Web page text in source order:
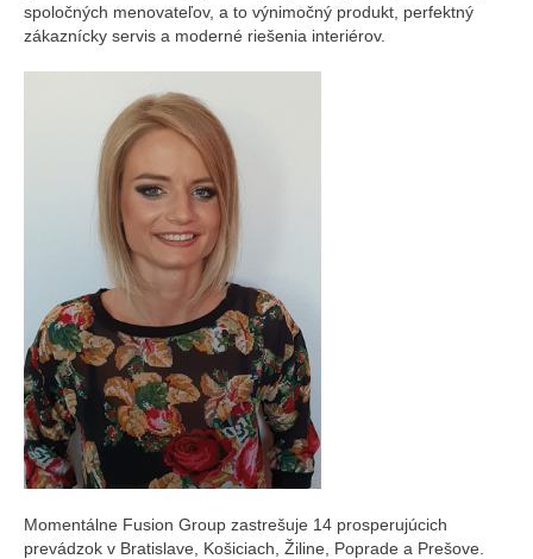
spoločných menovateľov, a to výnimočný produkt, perfektný
zákaznícky servis a moderné riešenia interiérov.
Momentálne Fusion Group zastrešuje 14 prosperujúcich
prevádzok v Bratislave, Košiciach, Žiline, Poprade a Prešove.